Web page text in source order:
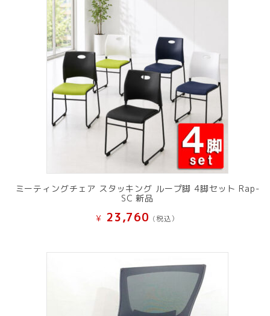
ミーティングチェア スタッキング ループ脚 4脚セット Rap-
SC 新品
¥ 23,760 (税込）